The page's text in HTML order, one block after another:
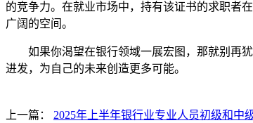
的竞争力。在就业市场中，持有该证书的求职者
广阔的空间。
如果你渴望在银行领域一展宏图，那就别再犹
进发，为自己的未来创造更多可能。
上一篇： 2025年上半年银行业专业人员初级和中